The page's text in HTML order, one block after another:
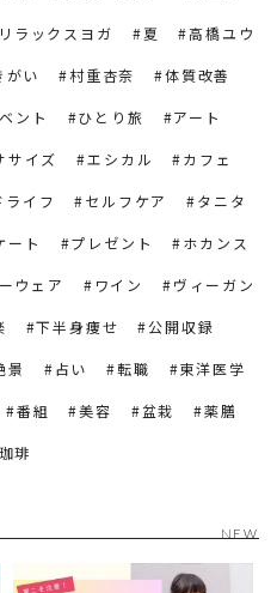
リラックスヨガ 夏 高橋ユウ
がい 村重杏奈 体質改善
ント ひとり旅 アート
サイズ エシカル カフェ
ライフ セルフケア タニタ
ート プレゼント ホカンス
ウェア ワイン ヴィーガン
下半身痩せ 公開収録
景 占い 転職 東洋医学
番組 美容 盆栽 薬膳
珈琲
NEW